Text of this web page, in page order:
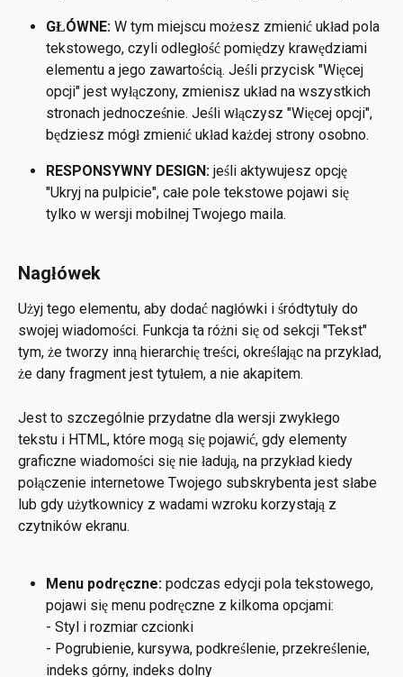
GŁÓWNE: W tym miejscu możesz zmienić układ pola
tekstowego, czyli odległość pomiędzy krawędziami
elementu a jego zawartością. Jeśli przycisk "Więcej
opcji" jest wyłączony, zmienisz układ na wszystkich
stronach jednocześnie. Jeśli włączysz "Więcej opcji",
będziesz mógł zmienić układ każdej strony osobno.
RESPONSYWNY DESIGN: jeśli aktywujesz opcję
"Ukryj na pulpicie", całe pole tekstowe pojawi się
tylko w wersji mobilnej Twojego maila.
Nagłówek
Użyj tego elementu, aby dodać nagłówki i śródtytuły do
swojej wiadomości. Funkcja ta różni się od sekcji "Tekst"
tym, że tworzy inną hierarchię treści, określając na przykład,
że dany fragment jest tytułem, a nie akapitem.
Jest to szczególnie przydatne dla wersji zwykłego
tekstu i HTML, które mogą się pojawić, gdy elementy
graficzne wiadomości się nie ładują, na przykład kiedy
połączenie internetowe Twojego subskrybenta jest słabe
lub gdy użytkownicy z wadami wzroku korzystają z
czytników ekranu.
Menu podręczne: podczas edycji pola tekstowego,
pojawi się menu podręczne z kilkoma opcjami:
- Styl i rozmiar czcionki
- Pogrubienie, kursywa, podkreślenie, przekreślenie,
indeks górny, indeks dolny